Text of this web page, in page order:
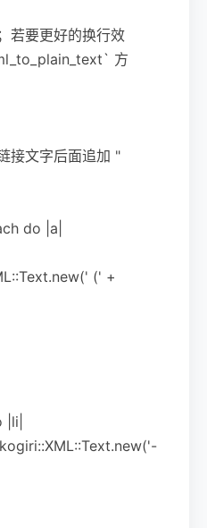
若要更好的换行效
方
接文字后面追加 "
do |a|
(' +
|li|